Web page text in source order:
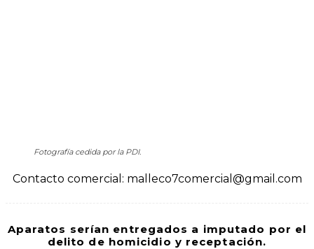
Fotografía cedida por la PDI.
Contacto comercial: malleco7comercial@gmail.com
Aparatos serían entregados a imputado por el
delito de homicidio y receptación.